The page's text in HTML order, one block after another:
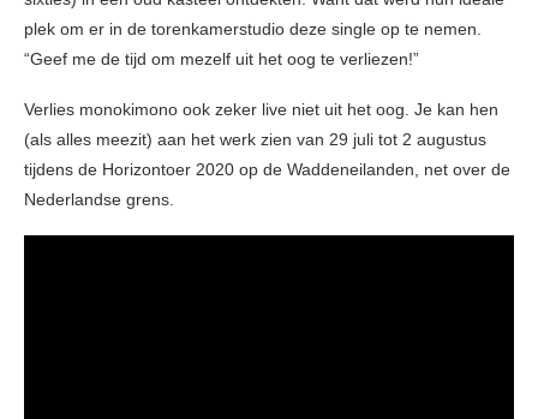
plek om er in de torenkamerstudio deze single op te nemen.
“Geef me de tijd om mezelf uit het oog te verliezen!”
Verlies monokimono ook zeker live niet uit het oog. Je kan hen
(als alles meezit) aan het werk zien van 29 juli tot 2 augustus
tijdens de Horizontoer 2020 op de Waddeneilanden, net over de
Nederlandse grens.